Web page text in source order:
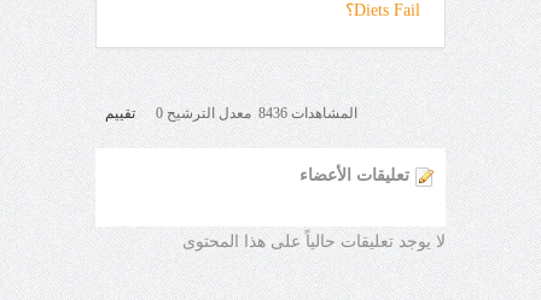
Diets Fail؟
المشاهدات 8436 معدل الترشيح 0 تقييم
تعليقات الأعضاء
لا يوجد تعليقات حالياً على هذا المحتوى